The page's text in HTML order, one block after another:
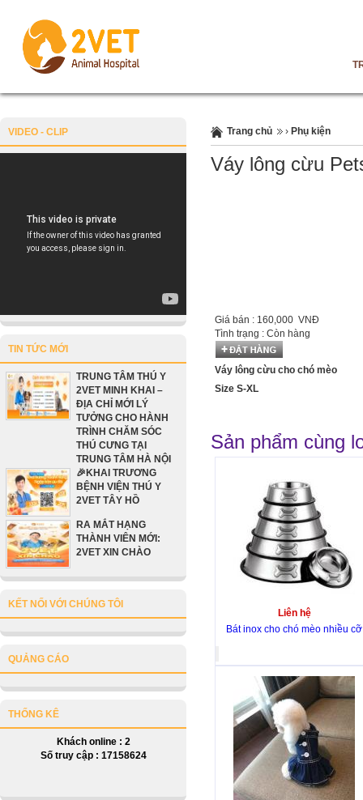
VIDEO - CLIP
TIN TỨC MỚI
TRUNG TÂM THÚ Y
2VET MINH KHAI –
ĐỊA CHỈ MỚI LÝ
TƯỞNG CHO HÀNH
TRÌNH CHĂM SÓC
THÚ CƯNG TẠI
TRUNG TÂM HÀ NỘI
🎉KHAI TRƯƠNG
BỆNH VIỆN THÚ Y
2VET TÂY HỒ
RA MẮT HẠNG
THÀNH VIÊN MỚI:
2VET XIN CHÀO
KẾT NỐI VỚI CHÚNG TÔI
QUẢNG CÁO
THỐNG KÊ
Khách online : 2
Số truy cập : 17158624
Trang chủ › Phụ kiện
Váy lông cừu
Giá bán : 160,000 VNĐ
Tình trạng : Còn hàng
Váy lông cừu cho chó mèo
Size S-XL
Sản phẩm cùng
Liên hệ
Bát inox cho chó mèo nhiều cỡ